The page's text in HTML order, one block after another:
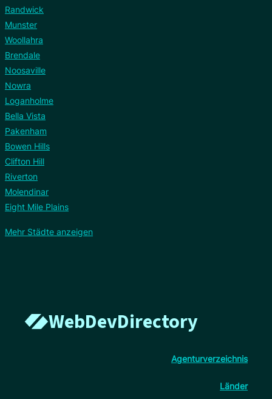
Randwick
Munster
Woollahra
Brendale
Noosaville
Nowra
Loganholme
Bella Vista
Pakenham
Bowen Hills
Clifton Hill
Riverton
Molendinar
Eight Mile Plains
Mehr Städte anzeigen
WebDevDirectory
Agenturverzeichnis
Länder